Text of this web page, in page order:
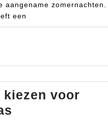
aangename zomernachten.
een
kiezen voor